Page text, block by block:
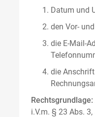
Datum und
den Vor-
die E-Mail-
die
Rechtsgrundlage:
i.V.m. § 23 Abs.